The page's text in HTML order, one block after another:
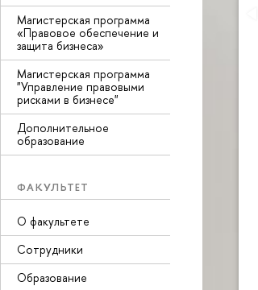
Магистерская программа
«Правовое обеспечение и
защита бизнеса»
Магистерская программа
"Управление правовыми
рисками в бизнесе"
Дополнительное
образование
ФАКУЛЬТЕТ
О факультете
Сотрудники
Образование